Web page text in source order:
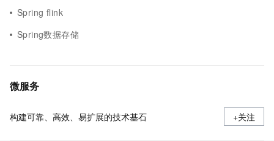
Spring flink
Spring数据存储
微服务
构建可靠、高效、易扩展的技术基石 +关注